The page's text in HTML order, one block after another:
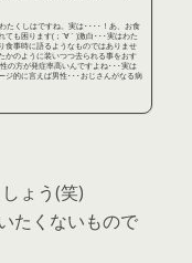
たくしはですね。実は････！あ、お食
も困ります(；´∀｀)激白･･･実はわた
食事時に語るようなものではありませ
かのように装いつつ去られる事をおす
の方が発症率高いんですよね･･･実は
ジ的に言えば男性･･･おじさんがなる病
ょう(笑)
たくないもので